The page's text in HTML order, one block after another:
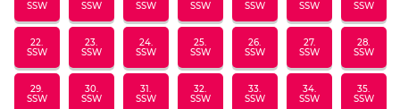
SSW
SSW
SSW
SSW
SSW
SSW
SSW
22.
SSW
23.
SSW
24.
SSW
25.
SSW
26.
SSW
27.
SSW
28.
SSW
29.
SSW
30.
SSW
31.
SSW
32.
SSW
33.
SSW
34.
SSW
35.
SSW